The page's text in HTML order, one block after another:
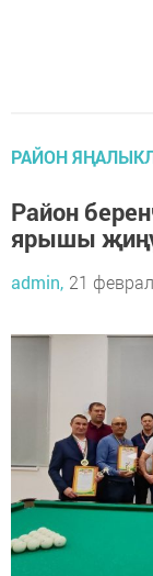
РАЙОН
Район
ярышы
admin, 21